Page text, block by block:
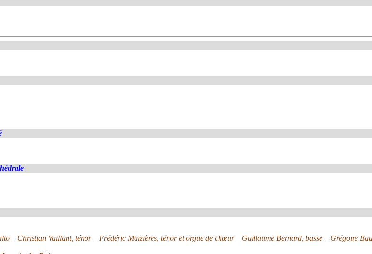
– Christian Vaillant, ténor – Frédéric Maizières, ténor et orgue de chœur – Guillaume Bernard, basse – Grégoire